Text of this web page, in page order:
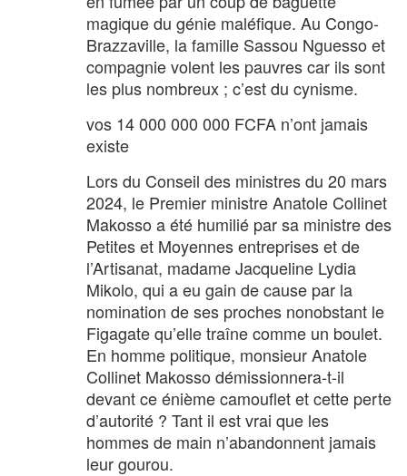
magique du génie maléfique. Au Congo-
Brazzaville, la famille Sassou Nguesso et
compagnie volent les pauvres car ils sont
les plus nombreux ; c’est du cynisme.
vos 14 000 000 000 FCFA n’ont jamais
existe
Lors du Conseil des ministres du 20 mars
2024, le Premier ministre Anatole Collinet
Makosso a été humilié par sa ministre des
Petites et Moyennes entreprises et de
l’Artisanat, madame Jacqueline Lydia
Mikolo, qui a eu gain de cause par la
nomination de ses proches nonobstant le
Figagate qu’elle traîne comme un boulet.
En homme politique, monsieur Anatole
Collinet Makosso démissionnera-t-il
devant ce énième camouflet et cette perte
d’autorité ? Tant il est vrai que les
hommes de main n’abandonnent jamais
leur gourou.